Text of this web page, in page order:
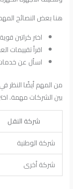
هنا بعض النصائح
اختر كراتين
اقرأ تقييمات
اسأل عن
من المهم أيضًا النظر
بين الشركات مهمة.
شركة النقل
شركة الوطنية
شركة أخرى